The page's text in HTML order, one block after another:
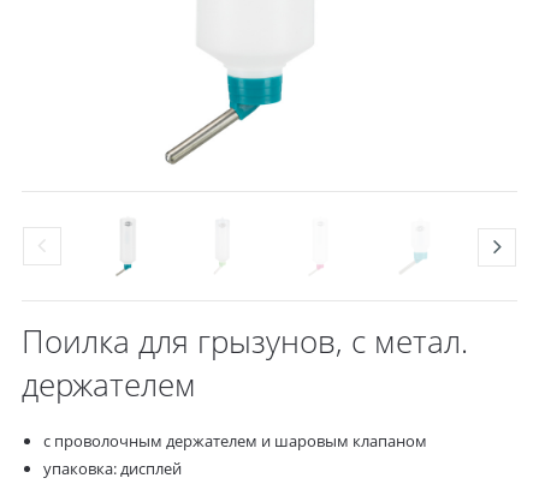
Поилка для грызунов, с метал.
держателем
с проволочным держателем и шаровым клапаном
упаковка: дисплей